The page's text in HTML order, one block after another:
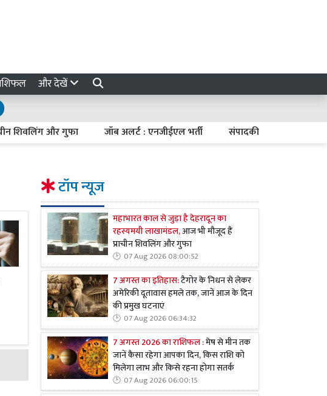
और देखें
शिवलिंग और गुफा जॉब अलर्ट : एनजीईएल भर्ती संपादकीय : संतुलित मौद्रिक
टॉप न्यूज
महाभारत काल से जुड़ा है देहरादून का
रहस्यमयी लाखामंडल,आज भी मौजूद हैं
प्राचीन शिवलिंग और गुफा
07 Aug 2026 08:00:52
7 अगस्त का इतिहास:टैगोर के निधन से लेकर
अमेरिकी दूतावास हमले तक, जानें आज के दिन
की प्रमुख घटनाएं
07 Aug 2026 06:34:32
7 अगस्त 2026 का राशिफल :मेष से मीन तक
जानें कैसा रहेगा आपका दिन, किस राशि को
मिलेगा लाभ और किसे रहना होगा सतर्क
07 Aug 2026 06:00:15